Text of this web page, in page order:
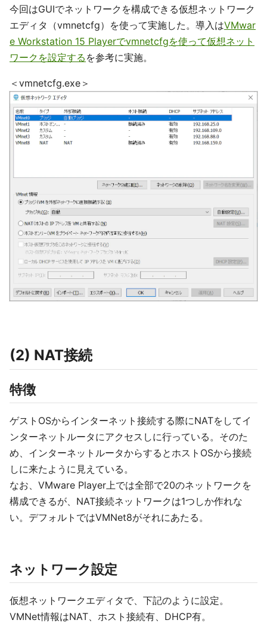
今回はGUIでネットワークを構成できる仮想ネットワーク
エディタ（vmnetcfg）を使って実施した。導入はVMwar
e Workstation 15 Playerでvmnetcfgを使って仮想ネット
ワークを設定する を参考に実施。
＜vmnetcfg.exe＞
(2) NAT接続
特徴
ゲストOSからインターネット接続する際にNATをしてイ
ンターネットルータにアクセスしに行っている。そのた
め、インターネットルータからするとホストOSから接続
しに来たように見えている。
なお、VMware Player上では全部で20のネットワークを
構成できるが、NAT接続ネットワークは1つしか作れな
い。デフォルトではVMNet8がそれにあたる。
ネットワーク設定
仮想ネットワークエディタで、下記のように設定。
VMNet情報はNAT、ホスト接続有、DHCP有。